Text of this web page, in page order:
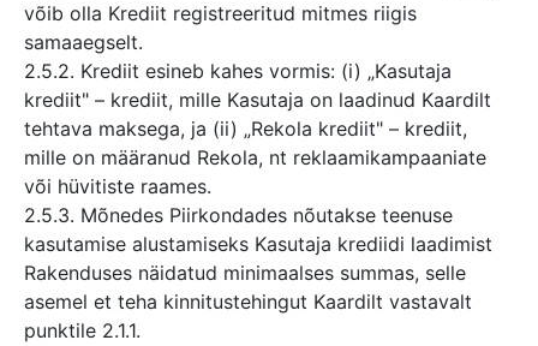
võib olla Krediit registreeritud mitmes riigis
samaaegselt.
2.5.2. Krediit esineb kahes vormis: (i) „Kasutaja
krediit" – krediit, mille Kasutaja on laadinud Kaardilt
tehtava maksega, ja (ii) „Rekola krediit" – krediit,
mille on määranud Rekola, nt reklaamikampaaniate
või hüvitiste raames.
2.5.3. Mõnedes Piirkondades nõutakse teenuse
kasutamise alustamiseks Kasutaja krediidi laadimist
Rakenduses näidatud minimaalses summas, selle
asemel et teha kinnitustehingut Kaardilt vastavalt
punktile 2.1.1.